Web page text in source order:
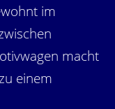
im
macht
einem